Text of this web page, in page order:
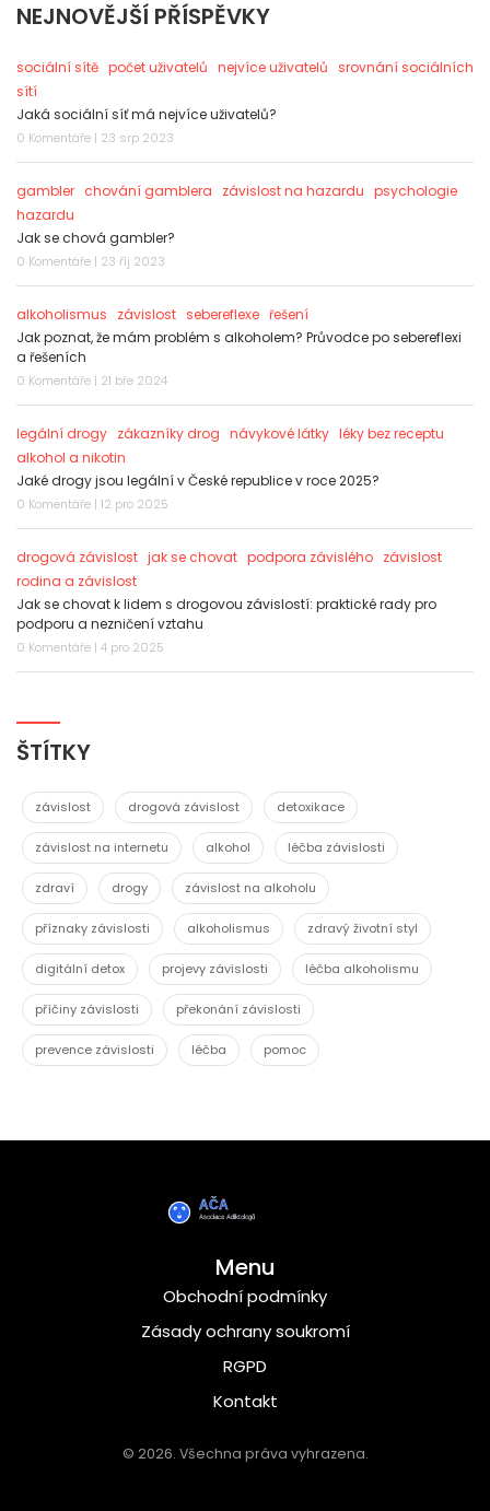
NEJNOVĚJŠÍ PŘÍSPĚVKY
sociální sítě počet uživatelů nejvíce uživatelů srovnání sociálních
sítí
Jaká sociální síť má nejvíce uživatelů?
0 Komentáře | 23 srp 2023
gambler chování gamblera závislost na hazardu psychologie
hazardu
Jak se chová gambler?
0 Komentáře | 23 říj 2023
alkoholismus závislost sebereflexe řešení
Jak poznat, že mám problém s alkoholem? Průvodce po sebereflexi
a řešeních
0 Komentáře | 21 bře 2024
legální drogy zákazníky drog návykové látky léky bez receptu
alkohol a nikotin
Jaké drogy jsou legální v České republice v roce 2025?
0 Komentáře | 12 pro 2025
drogová závislost jak se chovat podpora závislého závislost
rodina a závislost
Jak se chovat k lidem s drogovou závislostí: praktické rady pro
podporu a nezničení vztahu
0 Komentáře | 4 pro 2025
ŠTÍTKY
závislost drogová závislost detoxikace
závislost na internetu alkohol léčba závislosti
zdraví drogy závislost na alkoholu
příznaky závislosti alkoholismus zdravý životní styl
digitální detox projevy závislosti léčba alkoholismu
příčiny závislosti překonání závislosti
prevence závislosti léčba pomoc
Menu
Obchodní podmínky
Zásady ochrany soukromí
RGPD
Kontakt
© 2026. Všechna práva vyhrazena.